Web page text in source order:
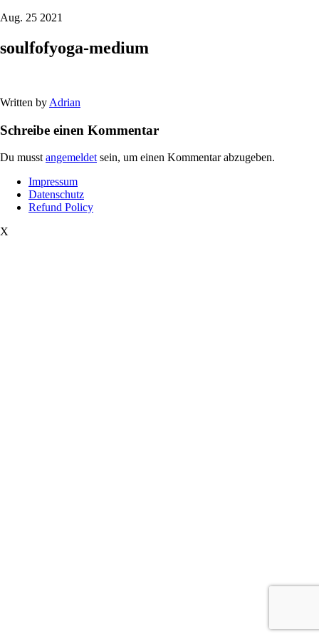
Aug. 25 2021
soulfofyoga-medium
Written by Adrian
Schreibe einen Kommentar
Du musst angemeldet sein, um einen Kommentar abzugeben.
Impressum
Datenschutz
Refund Policy
X